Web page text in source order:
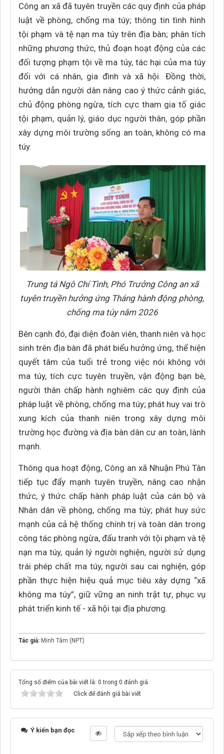
Công an xã đã tuyên truyền các quy định của pháp
luật về phòng, chống ma túy; thông tin tình hình
tội phạm và tệ nạn ma túy trên địa bàn; phân tích
những phương thức, thủ đoạn hoạt động của các
đối tượng phạm tội về ma túy, tác hại của ma túy
đối với cá nhân, gia đình và xã hội. Đồng thời,
hướng dẫn người dân nâng cao ý thức cảnh giác,
chủ động phòng ngừa, tích cực tham gia tố giác
tội phạm, quản lý, giáo dục người thân, góp phần
xây dựng môi trường sống an toàn, không có ma
túy.
Trung tá Ngô Chí Tình, Phó Trưởng Công an xã
tuyên truyền hưởng ứng Tháng hành động phòng,
chống ma túy năm 2026
Bên cạnh đó, đại diện đoàn viên, thanh niên và học
sinh trên địa bàn đã phát biểu hưởng ứng, thể hiện
quyết tâm của tuổi trẻ trong việc nói không với
ma túy, tích cực tuyên truyền, vận động bạn bè,
người thân chấp hành nghiêm các quy định của
pháp luật về phòng, chống ma túy; phát huy vai trò
xung kích của thanh niên trong xây dựng môi
trường học đường và địa bàn dân cư an toàn, lành
mạnh.
Thông qua hoạt động, Công an xã Nhuận Phú Tân
tiếp tục đẩy mạnh tuyên truyền, nâng cao nhận
thức, ý thức chấp hành pháp luật của cán bộ và
Nhân dân về phòng, chống ma túy; phát huy sức
mạnh của cả hệ thống chính trị và toàn dân trong
công tác phòng ngừa, đấu tranh với tội phạm và tệ
nạn ma túy, quản lý người nghiện, người sử dụng
trái phép chất ma túy, người sau cai nghiện, góp
phần thực hiện hiệu quả mục tiêu xây dựng “xã
không ma túy”, giữ vững an ninh trật tự, phục vụ
phát triển kinh tế - xã hội tại địa phương.
Tác giả: Minh Tâm (NPT)
Tổng số điểm của bài viết là: 0 trong 0 đánh giá
Click để đánh giá bài viết
Ý kiến bạn đọc